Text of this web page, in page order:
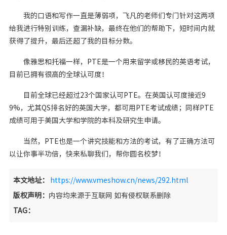
我的口语和写作一直是薄弱项，飞凡的老师们专门针对这两项
给我进行特别训练，查漏补缺，最终在他们的帮助下，短时间内就
获得了提升，最后还超了我的目标分数。
像雅思和托福一样，PTE是一个用来留学或移民的英语考试，
目前已拥有很高的全球认可度！
目前全球已经超过23个国家认可PTE。在英国认可度接近9
9%，尤其QS排名好的英国大学，都可用PTE考试成绩；同样PTE
成绩可用于美国大学和学院的本科及研究生申请。
当然，PTE也是一个讲究技能和方法的考试，有了正确方法可
以让你事半功倍，快来私聊我们，帮你圆名校梦！
本文地址： https://www.vmeshow.cn/news/292.html
版权声明： 内容均来源于互联网 如有侵权联系删除
TAG：